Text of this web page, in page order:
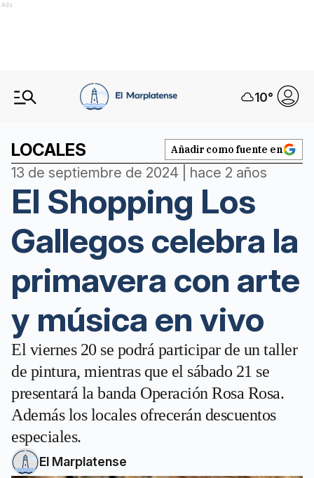
Ads
10°
LOCALES Añadir como fuente en
13 de septiembre de 2024 | hace 2 años
El Shopping Los
Gallegos celebra la
primavera con arte
y música en vivo
El viernes 20 se podrá participar de un taller
de pintura, mientras que el sábado 21 se
presentará la banda Operación Rosa Rosa.
Además los locales ofrecerán descuentos
especiales.
El Marplatense